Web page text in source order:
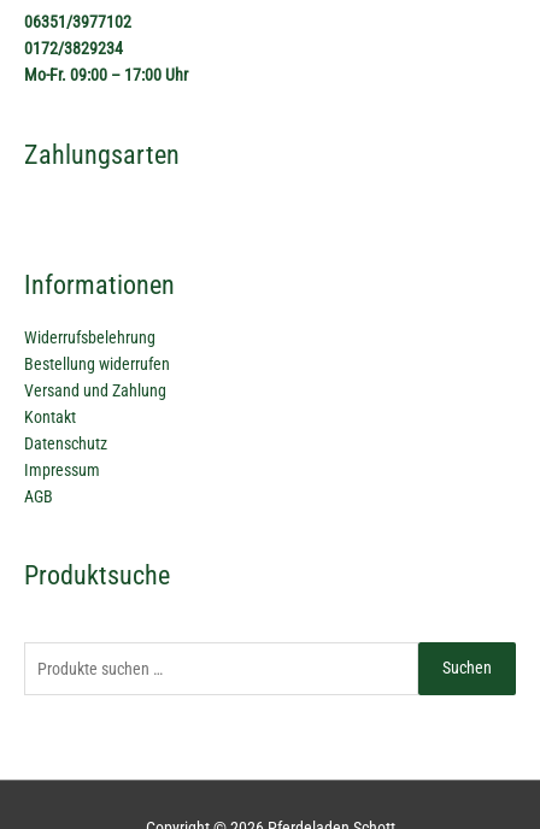
06351/3977102
0172/3829234
Mo-Fr. 09:00 – 17:00 Uhr
Zahlungsarten
Informationen
Widerrufsbelehrung
Bestellung widerrufen
Versand und Zahlung
Kontakt
Datenschutz
Impressum
AGB
Produktsuche
Suchen
Suchen